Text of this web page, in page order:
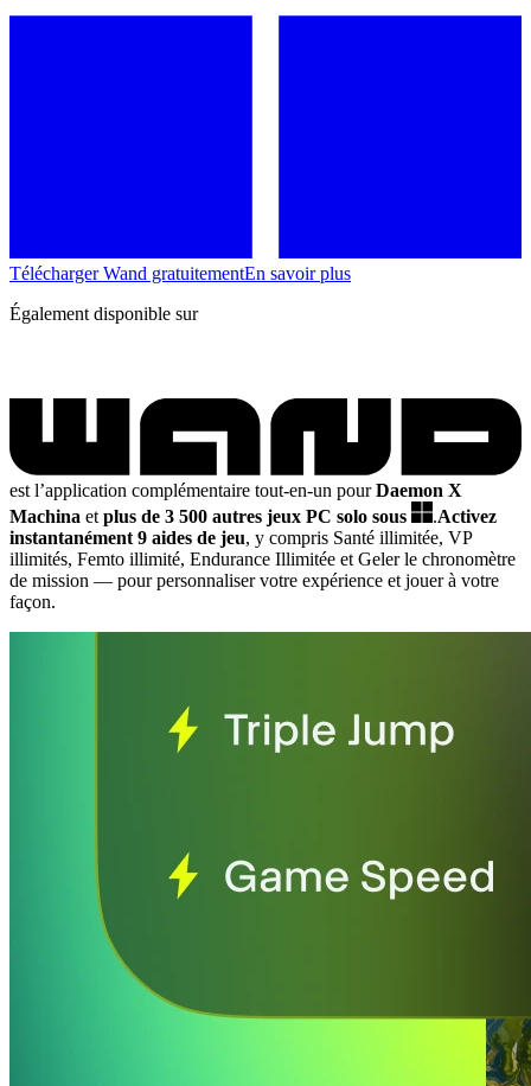
Télécharger Wand gratuitementEn savoir plus
Également disponible sur
est l’application complémentaire tout-en-un pourDaemon X
Machina et plus de 3 500 autres jeux PC solo sous .Activez
instantanément 9 aides de jeu, y compris Santé illimitée, VP
illimités, Femto illimité, Endurance Illimitée et Geler le chronomètre
de mission — pour personnaliser votre expérience et jouer à votre
façon.